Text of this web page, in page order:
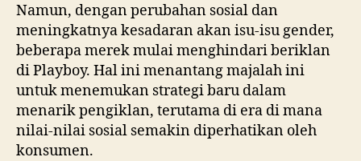
Namun, dengan perubahan sosial dan
meningkatnya kesadaran akan isu-isu gender,
beberapa merek mulai menghindari beriklan
di Playboy. Hal ini menantang majalah ini
untuk menemukan strategi baru dalam
menarik pengiklan, terutama di era di mana
nilai-nilai sosial semakin diperhatikan oleh
konsumen.